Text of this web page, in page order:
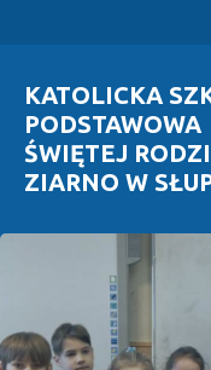
KATOLICKA
PODSTAWOWA
ŚWIĘTEJ
ZIARNO W